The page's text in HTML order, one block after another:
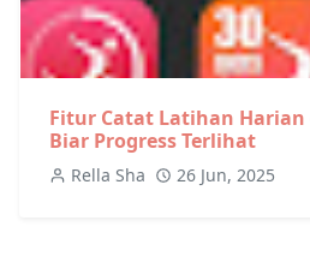
Fitur Catat Latihan Harian
Biar Progress Terlihat
Rella Sha 26 Jun, 2025